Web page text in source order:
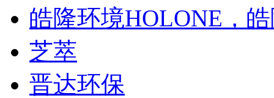
皓隆环境HOLONE，
芝萃
晋达环保